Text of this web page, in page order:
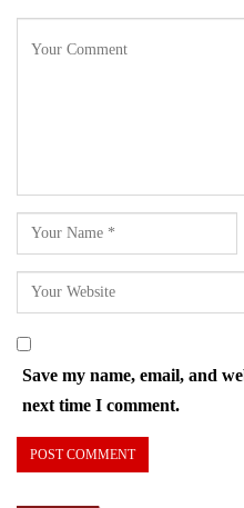
Save my name, email, and
next time I comment.